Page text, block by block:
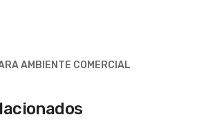
AMBIENTE COMERCIAL